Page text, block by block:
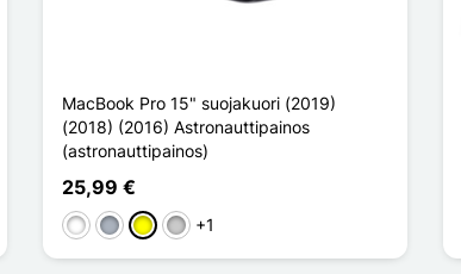
MacBook Pro 15" suojakuori (2019)
(2018) (2016) Astronauttipainos
(astronauttipainos)
25,99 €
Valkoinen
HarmaaKeltainenTransparent
+1